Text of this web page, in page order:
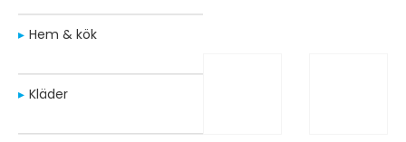
Hem & kök
Kläder